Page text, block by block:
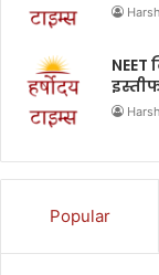
NEET
Popular